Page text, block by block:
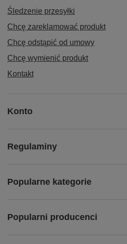
Śledzenie przesyłki
Chcę zareklamować produkt
Chcę odstąpić od umowy
Chcę wymienić produkt
Kontakt
Konto
Regulaminy
Popularne kategorie
Popularni producenci